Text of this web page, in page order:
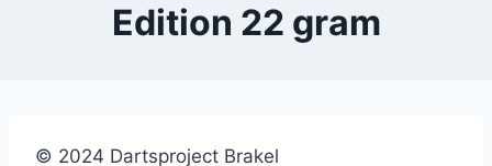
Edition 22 gram
© 2024 Dartsproject Brakel